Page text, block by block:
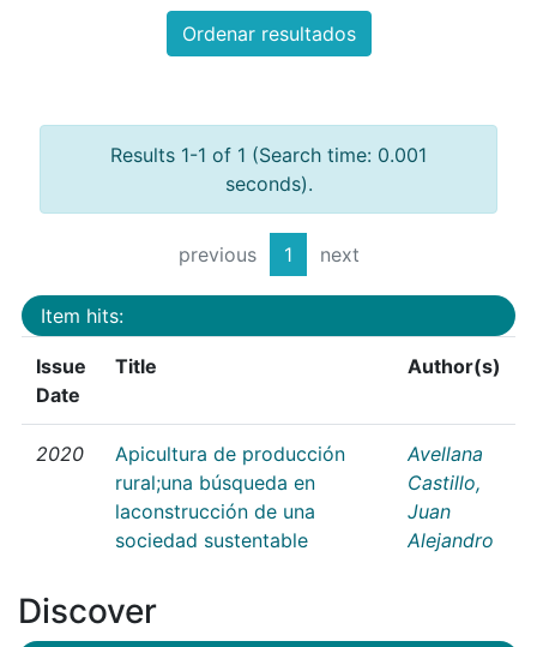
Ordenar resultados
Results 1-1 of 1 (Search time: 0.001
seconds).
previous 1 next
Item hits:
Issue
Date
Title Author(s)
2020
Apicultura de producción
rural;una búsqueda en
laconstrucción de una
sociedad sustentable
Avellana
Castillo,
Juan
Alejandro
Discover